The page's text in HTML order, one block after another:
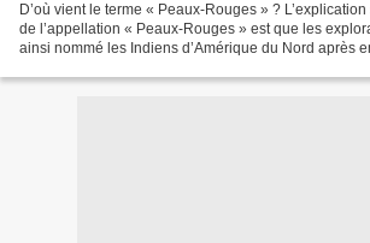
D’où vient le terme « Peaux-Rouges » ?
de l’appellation « Peaux-Rouges » est que les
ainsi nommé les Indiens d’Amérique du Nord après